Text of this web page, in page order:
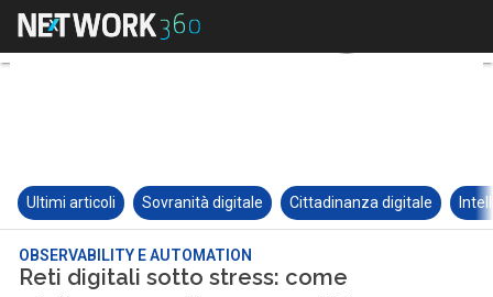
Ultimi articoli Sovranità digitale Cittadinanza digitale
OBSERVABILITY E AUTOMATION
Reti digitali sotto stress: come